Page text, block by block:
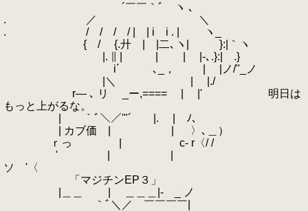
´￣￣｀ﾞ ヽ ､
. ／ ＼
. / / / / | | i i . | ヽ_
{ / {.廾 | |二､ヽ| }:|｀ヽ
|. ∥ | | | |-､.}:| .}
i´ ､_， | |ノ/''_ノ
|＼ | |./
r― ､ リ _ー,==== | |' 明日は
もっと上がるな。
|￣￣｀ﾞ＼／'"´￣￣|. | ﾉ､
| カブ価 | | 〉､＿）
ｒっ | c- r〈/ /
ゝ' | |
ソ '〈
「マジチンEP３」
|＿＿ | ＿＿＿|-ゝ_ ノ
｀ﾞ＼／ ￣￣￣￣|